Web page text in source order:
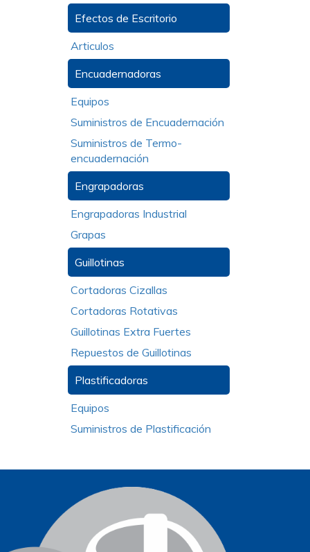
Efectos de Escritorio
Articulos
Encuadernadoras
Equipos
Suministros de Encuadernación
Suministros de Termo-
encuadernación
Engrapadoras
Engrapadoras Industrial
Grapas
Guillotinas
Cortadoras Cizallas
Cortadoras Rotativas
Guillotinas Extra Fuertes
Repuestos de Guillotinas
Plastificadoras
Equipos
Suministros de Plastificación